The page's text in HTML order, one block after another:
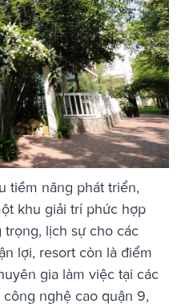
tiềm năng phát triển,
khu giải trí phức hợp
trọng, lịch sự cho các
lợi, resort còn là điểm
gia làm việc tại các
nghệ cao quận 9,